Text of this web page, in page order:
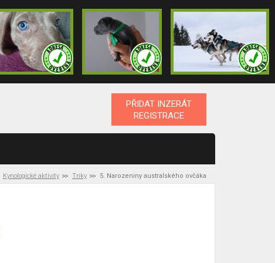
PŘIDAT INZERÁT
REGISTRACE
Kynologické aktivity Triky 5. Narozeniny australského ovčáka